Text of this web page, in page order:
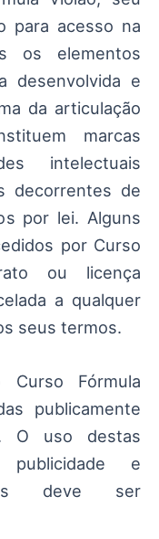
para acesso na
os elementos
desenvolvida e
da articulação
marcas
intelectuais
decorrentes de
por lei. Alguns
por Curso
ou licença
a qualquer
seus termos.
Fórmula
publicamente
O uso destas
publicidade e
deve ser